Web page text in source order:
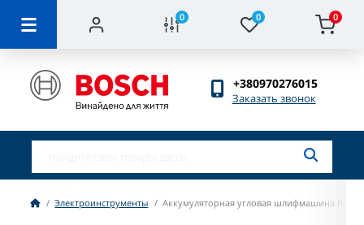
0 0 0
+380970276015
Заказать звонок
Электроинструменты Аккумуляторная угловая шлифмашина Bosch